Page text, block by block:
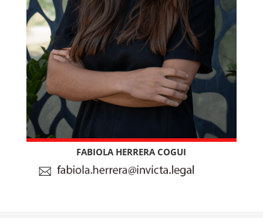
FABIOLA HERRERA COGUI